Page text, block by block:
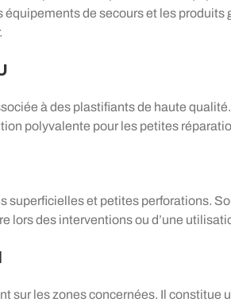
de secours et les
à des plastifiants de haute
polyvalente pour les petites
et petites perforations.
lors des interventions ou d’une
sur les zones concernées. Il